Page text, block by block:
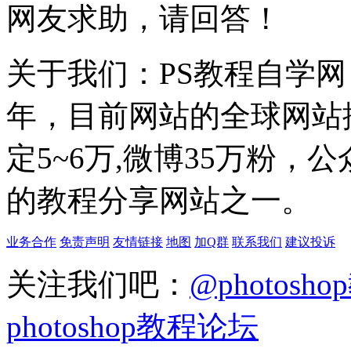
网友求助，请回答！
关于我们：PS教程自学
年，目前网站的全球网
定5~6万,微博35万粉，
的教程分享网站之一。
业务合作 免责声明 友情链接 地图 加Q群 联系我们 建议投诉
关注我们吧：
photoshop教程论坛